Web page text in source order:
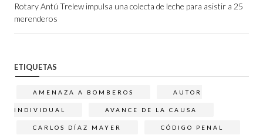
Rotary Antú Trelew impulsa una colecta de leche para asistir a 25
merenderos
ETIQUETAS
AMENAZA A BOMBEROS AUTOR
INDIVIDUAL AVANCE DE LA CAUSA
CARLOS DÍAZ MAYER CÓDIGO PENAL